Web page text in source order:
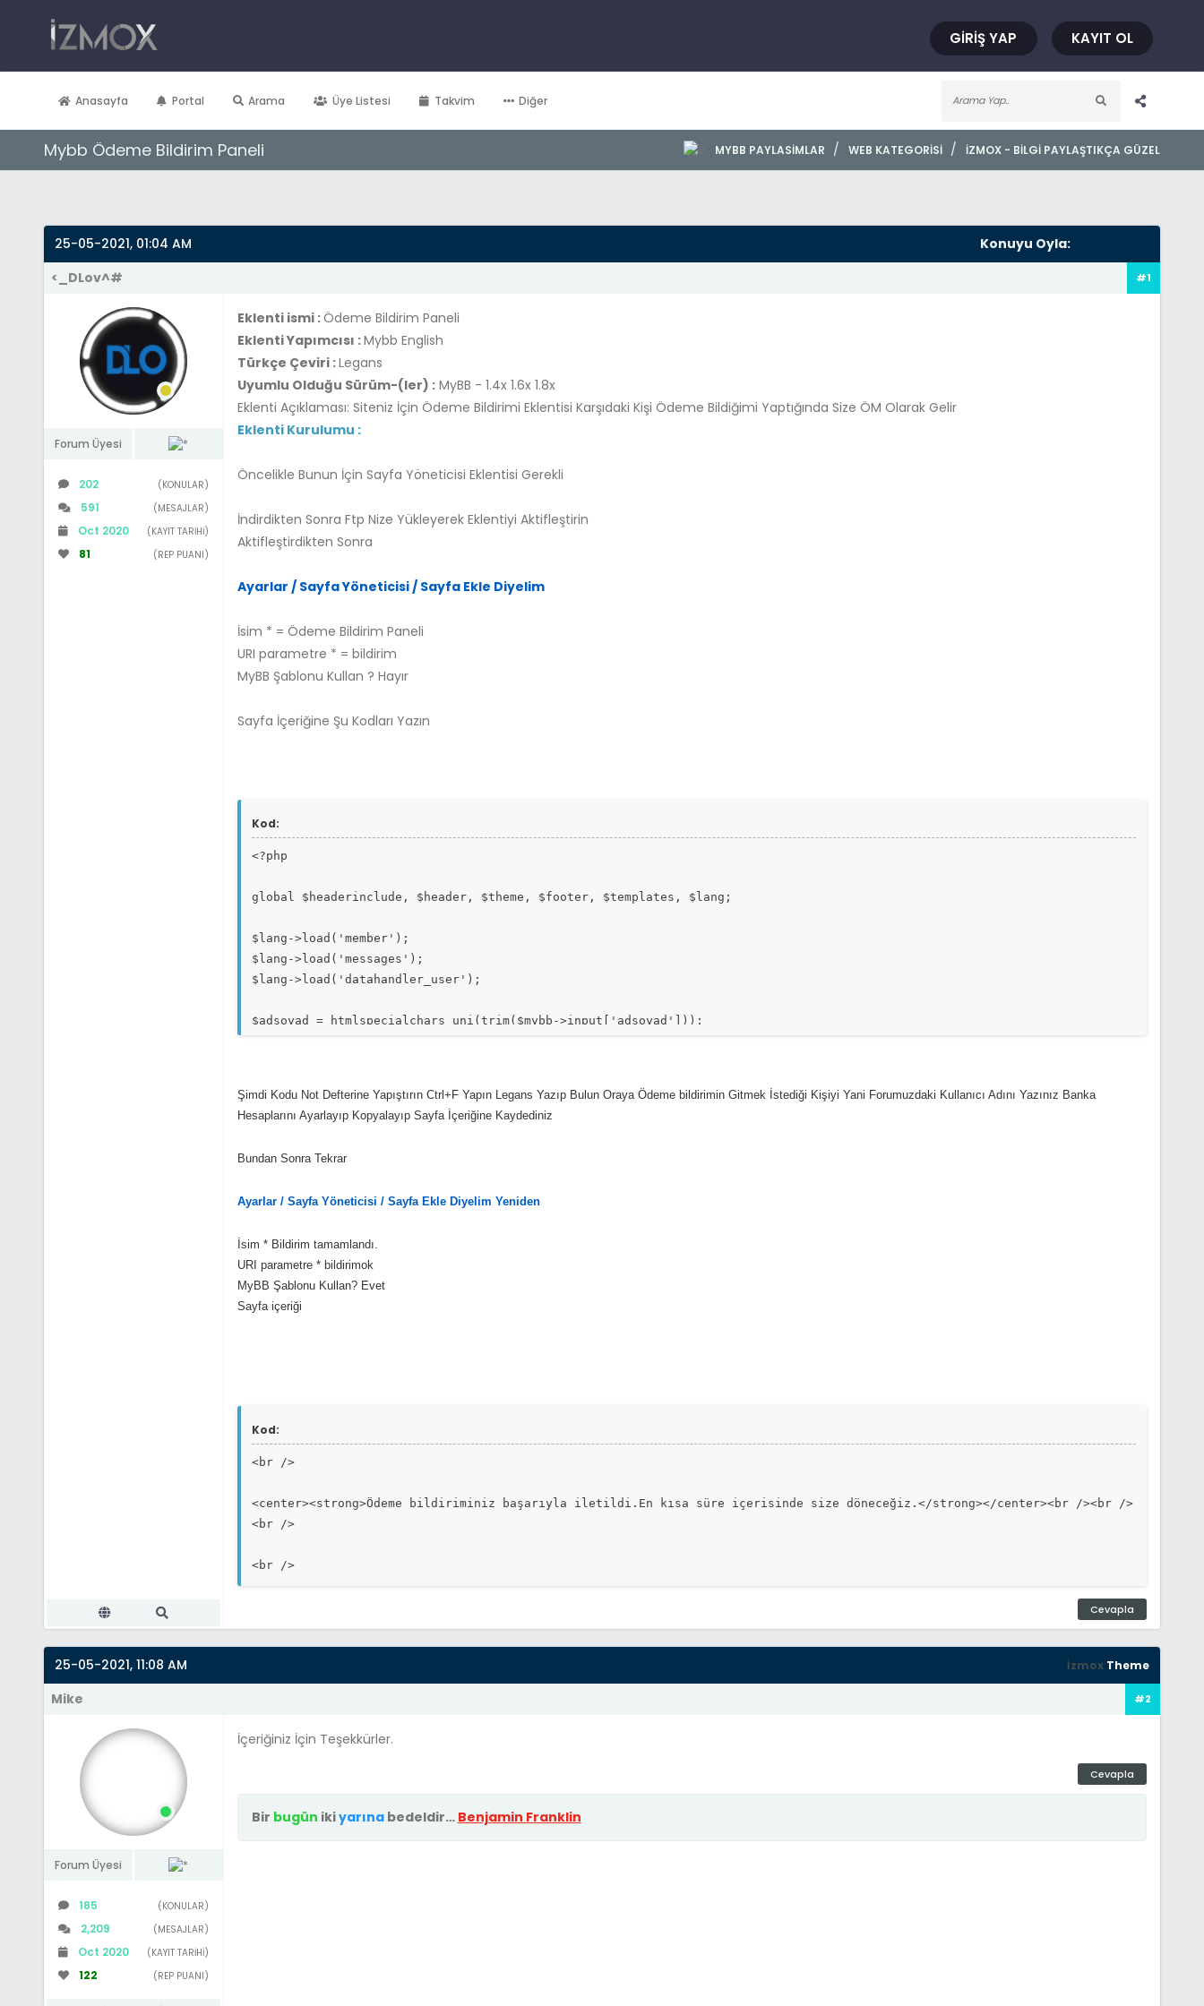
GIRIŞ YAP KAYIT OL
Anasayfa Portal Arama Üye Listesi Takvim Diğer
Mybb Ödeme Bildirim Paneli İZMOX - BILGI PAYLAŞTIKÇA GÜZEL
/
WEB KATEGORISI
/
MYBB PAYLASIMLAR
Konuyu Oyla:
Derecelendirme: 0/5 - 0 oy
12
3
4
5
25-05-2021, 01:04 AM
<_DLov^#
Forum Üyesi
202 (KONULAR)
591 (MESAJLAR)
Oct 2020 (KAYIT TARIHI)
81 (REP PUANI)
#1
Eklenti ismi :Ödeme Bildirim Paneli
Eklenti Yapımcısı :Mybb English
Türkçe Çeviri :Legans
Uyumlu Olduğu Sürüm-(ler) :MyBB - 1.4x 1.6x 1.8x
Eklenti Açıklaması: Siteniz İçin Ödeme Bildirimi Eklentisi Karşıdaki Kişi Ödeme Bildiğimi Yaptığında Size ÖM Olarak Gelir
Eklenti Kurulumu :
Öncelikle Bunun İçin Sayfa Yöneticisi Eklentisi Gerekli
İndirdikten Sonra Ftp Nize Yükleyerek Eklentiyi Aktifleştirin
Aktifleştirdikten Sonra
Ayarlar / Sayfa Yöneticisi / Sayfa Ekle Diyelim
İsim * = Ödeme Bildirim Paneli
URI parametre * = bildirim
MyBB Şablonu Kullan ? Hayır
Sayfa İçeriğine Şu Kodları Yazın
Kod:
<?php
global $headerinclude, $header, $theme, $footer, $templates, $lang;
$lang->load('member');
$lang->load('messages');
$lang->load('datahandler_user');
$adsoyad = htmlspecialchars_uni(trim($mybb->input['adsoyad']));
if(!$mybb->user['uid'])
error_no_permission();
else
if($mybb->input['action'] == 'do_email' && $mybb->request_method == 'post')
{
verify_post_check($mybb->input['my_post_key']);
}
$errors[] = "TC Kimlik numaranızı yazın.";
Şimdi Kodu Not Defterine Yapıştırın Ctrl+F Yapın Legans Yazıp Bulun Oraya Ödeme bildirimin Gitmek İstediği Kişiyi Yani Forumuzdaki Kullanıcı Adını Yazınız Banka
Hesaplarını Ayarlayıp Kopyalayıp Sayfa İçeriğine Kaydediniz
Bundan Sonra Tekrar
Ayarlar / Sayfa Yöneticisi / Sayfa Ekle Diyelim Yeniden
İsim * Bildirim tamamlandı.
URI parametre * bildirimok
MyBB Şablonu Kullan? Evet
Sayfa içeriği
Kod:
<br />
<center><strong>Ödeme bildiriminiz başarıyla iletildi.En kısa süre içerisinde size döneceğiz.</strong></center><br /><br />
<br />
<br />
Cevapla
25-05-2021, 11:08 AM İzmox Theme
Mike
Forum Üyesi
185 (KONULAR)
2,209 (MESAJLAR)
Oct 2020 (KAYIT TARIHI)
122 (REP PUANI)
#2
İçeriğiniz İçin Teşekkürler.
Cevapla
Bir bugün ikiyarınabedeldir… Benjamin Franklin